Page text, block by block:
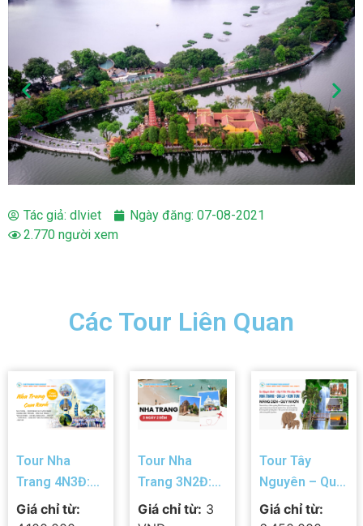
Tác giả: dlviet Ngày đăng: 07-08-2021
2.770 người xem
Các Tour Liên Quan
Tour Nha
Trang 4N3Đ:
Biển –
Giá chỉ từ:
Tour Nha
Trang 3N2Đ:
Biển Vàng Cát
Giá chỉ từ: 3
Tour Tây
Nguyên – Quy
Nhơn 4N3Đ:
Giá chỉ từ: